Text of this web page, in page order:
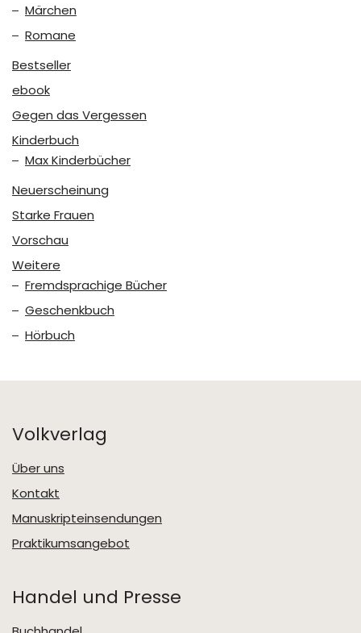
Märchen
Romane
Bestseller
ebook
Gegen das Vergessen
Kinderbuch
Max Kinderbücher
Neuerscheinung
Starke Frauen
Vorschau
Weitere
Fremdsprachige Bücher
Geschenkbuch
Hörbuch
Volkverlag
Über uns
Kontakt
Manuskripteinsendungen
Praktikumsangebot
Handel und Presse